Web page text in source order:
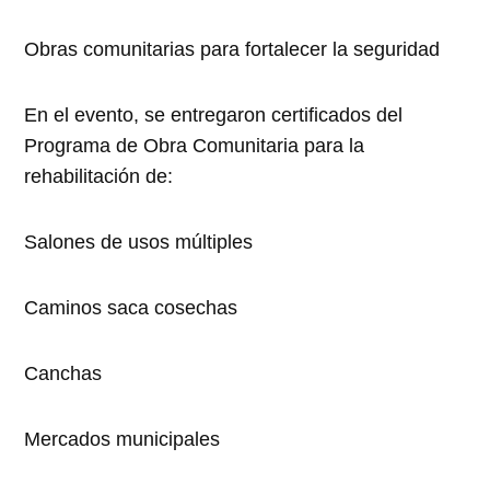
Obras comunitarias para fortalecer la seguridad
En el evento, se entregaron certificados del
Programa de Obra Comunitaria para la
rehabilitación de:
Salones de usos múltiples
Caminos saca cosechas
Canchas
Mercados municipales